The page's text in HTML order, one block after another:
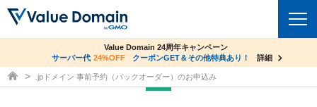
ドメイントップ
co.jpドメイン✕コアサーバーV2ビジネス応援キャンペーン
サーバー料金1年間無料
詳細
Value Domain 24周年キャンペーン
サーバー代 24%OFF クーポンGET＆その他特典あり！ 詳細
ドメイン取得ならバリュードメイン
.jpドメイン 事前予約（バックオーダー）のお申込み